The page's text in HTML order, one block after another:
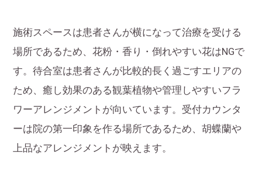
施術スペースは患者さんが横になって治療を受ける
場所であるため、花粉・香り・倒れやすい花はNGで
す。待合室は患者さんが比較的長く過ごすエリアの
ため、癒し効果のある観葉植物や管理しやすいフラ
ワーアレンジメントが向いています。受付カウンタ
ーは院の第一印象を作る場所であるため、胡蝶蘭や
上品なアレンジメントが映えます。